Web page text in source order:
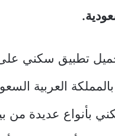
تطبيق سكني على
العربية
بأنواع عديدة من